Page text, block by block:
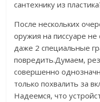
сантехнику из
После нескольких
оружия на писсуаре
даже 2 специальные
повредить.Думаем,
совершенно
только похвалить за
Надеемся, что